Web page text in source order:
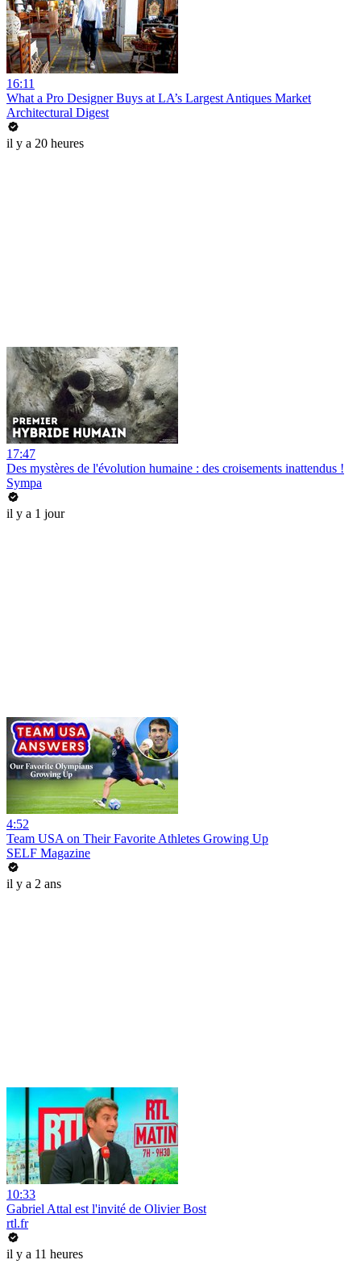
16:11
What a Pro Designer Buys at LA’s Largest Antiques Market
Architectural Digest
il y a 20 heures
17:47
Des mystères de l'évolution humaine : des croisements inattendus !
Sympa
il y a 1 jour
4:52
Team USA on Their Favorite Athletes Growing Up
SELF Magazine
il y a 2 ans
10:33
Gabriel Attal est l'invité de Olivier Bost
rtl.fr
il y a 11 heures